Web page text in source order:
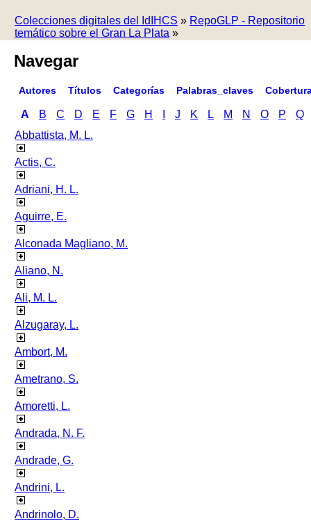
Colecciones digitales del IdIHCS » RepoGLP - Repositorio
temático sobre el Gran La Plata »
Navegar
Autores Títulos Categorías Palabras_claves
A B C D E F G H J K L M N O P
Q
Abbattista, M. L.
Actis, C.
Adriani, H. L.
Aguirre, E.
Alconada Magliano, M.
Aliano, N.
Ali, M. L.
Alzugaray, L.
Ambort, M.
Ametrano, S.
Amoretti, L.
Andrada, N. F.
Andrade, G.
Andrini, L.
Andrinolo, D.